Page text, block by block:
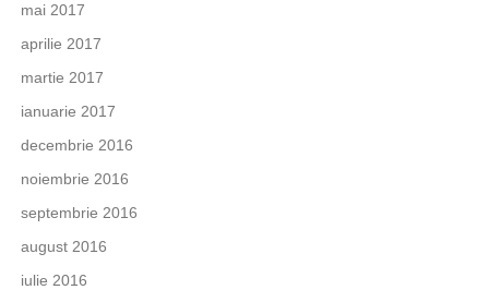
mai 2017
aprilie 2017
martie 2017
ianuarie 2017
decembrie 2016
noiembrie 2016
septembrie 2016
august 2016
iulie 2016